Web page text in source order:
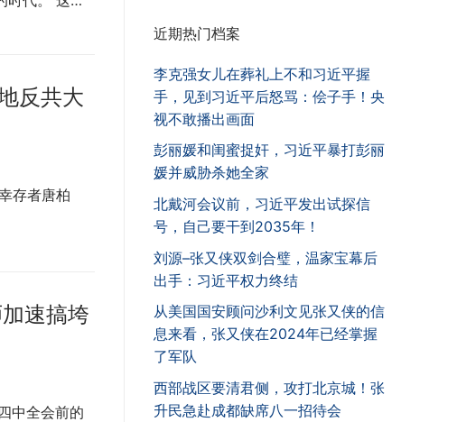
反共大
存者唐柏
速搞垮
中全会前的
近期热门档案
李克强女儿在葬礼上不和习近平握
手，见到习近平后怒骂：侩子手！央
视不敢播出画面
彭丽媛和闺蜜捉奸，习近平暴打彭丽
媛并威胁杀她全家
北戴河会议前，习近平发出试探信
号，自己要干到2035年！
刘源–张又侠双剑合璧，温家宝幕后
出手：习近平权力终结
从美国国安顾问沙利文见张又侠的信
息来看，张又侠在2024年已经掌握
了军队
西部战区要清君侧，攻打北京城！张
升民急赴成都缺席八一招待会